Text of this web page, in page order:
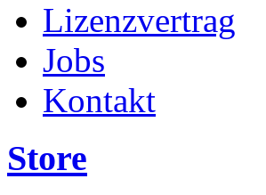
Lizenzvertrag
Jobs
Kontakt
Store